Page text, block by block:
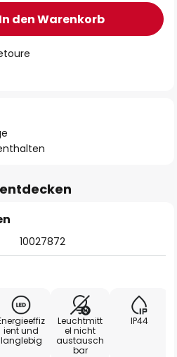
In den Warenkorb
10027872
ient und
langlebig
Leuchtmitt
el nicht
austausch
bar
IP44